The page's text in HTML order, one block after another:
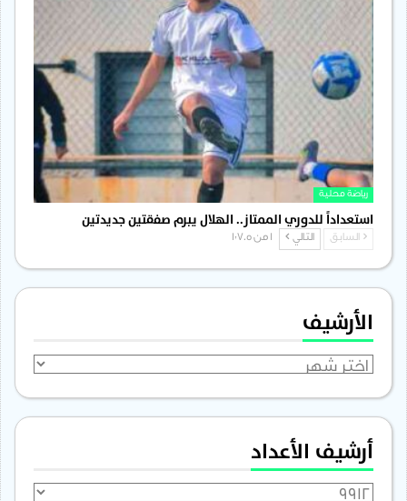
رياضة محلية
استعداداً للدوري الممتاز.. الهلال يبرم صفقتين جديدتين
السابق التالي
الأرشيف
الأرشيف
أرشيف الأعداد